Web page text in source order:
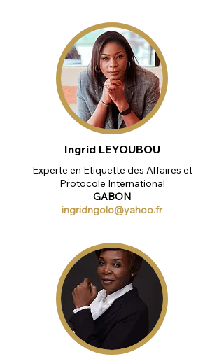
Ingrid LEYOUBOU
Experte en Etiquette des Affaires et
Protocole International
GABON
ingridngolo@yahoo.fr